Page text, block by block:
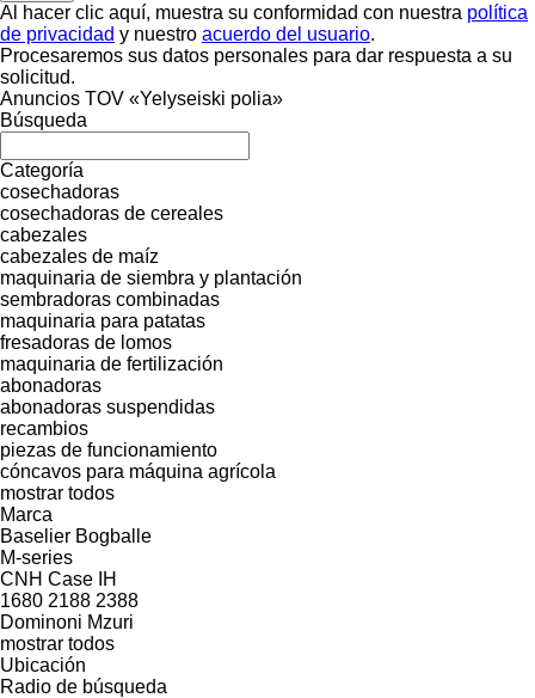
Al hacer clic aquí, muestra su conformidad con nuestra política
de privacidad y nuestro acuerdo del usuario.
Procesaremos sus datos personales para dar respuesta a su
solicitud.
Anuncios TOV «Yelyseiski polia»
Búsqueda
Categoría
cosechadoras
cosechadoras de cereales
cabezales
cabezales de maíz
maquinaria de siembra y plantación
sembradoras combinadas
maquinaria para patatas
fresadoras de lomos
maquinaria de fertilización
abonadoras
abonadoras suspendidas
recambios
piezas de funcionamiento
cóncavos para máquina agrícola
mostrar todos
Marca
Baselier Bogballe
M-series
CNH Case IH
1680 2188 2388
Dominoni Mzuri
mostrar todos
Ubicación
Radio de búsqueda